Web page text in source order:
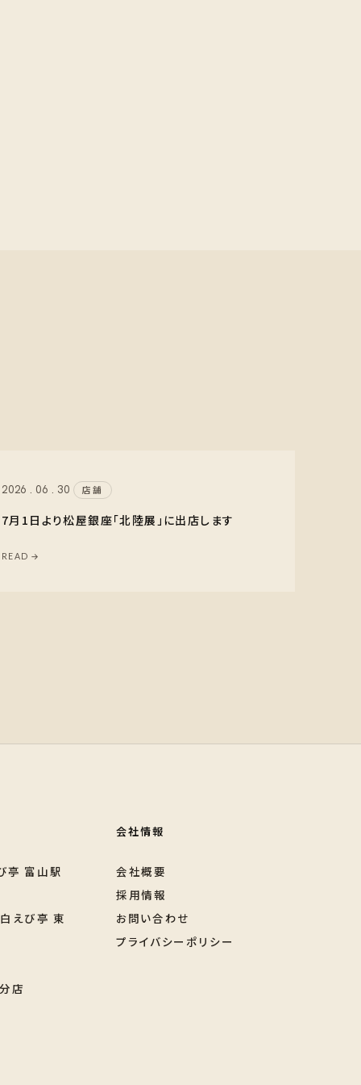
2026 . 06 . 30 店舗
7月1日より松屋銀座「北陸展」に出店します
READ →
亭 富山駅
えび亭 東
店
会社情報
会社概要
採用情報
お問い合わせ
プライバシーポリシー